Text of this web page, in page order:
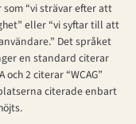
“vi strävar efter att
eller “vi syftar till att
Det språket
en standard citerar
och 2 citerar “WCAG”
citerade enbart